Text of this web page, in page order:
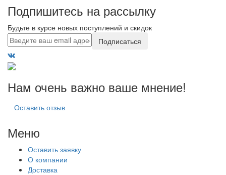
Подпишитесь на рассылку
Будьте в курсе новых поступлений и скидок
Подписаться
Нам очень важно ваше мнение!
Оставить отзыв
Меню
Оставить заявку
О компании
Доставка